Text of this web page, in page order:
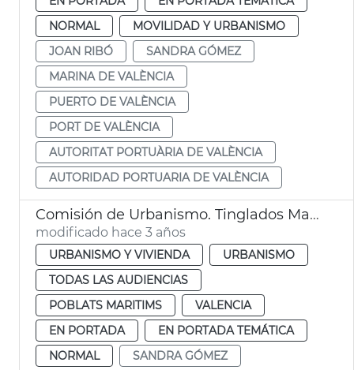
NORMAL
MOVILIDAD Y URBANISMO
JOAN RIBÓ
SANDRA GÓMEZ
MARINA DE VALÈNCIA
PUERTO DE VALÈNCIA
PORT DE VALÈNCIA
AUTORITAT PORTUÀRIA DE VALÈNCIA
AUTORIDAD PORTUARIA DE VALÈNCIA
Comisión de Urbanismo. Tinglados Marina
modificado hace 3 años
URBANISMO Y VIVIENDA
URBANISMO
TODAS LAS AUDIENCIAS
POBLATS MARITIMS
VALENCIA
EN PORTADA
EN PORTADA TEMÁTICA
NORMAL
SANDRA GÓMEZ